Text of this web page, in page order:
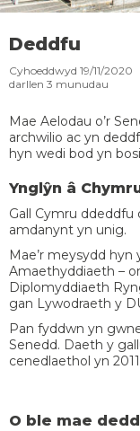
Deddfu
Cyhoeddwyd 19/11/
darllen 3 munudau
Mae Aelodau o’r
archwilio ac yn
hyn wedi bod yn
Ynglŷn â
Gall Cymru ddeddfu
amdanynt yn unig.
Mae’r meysydd
Amaethyddiaeth –
Diplomyddiaeth
gan Lywodraeth y
Pan fyddwn yn
Senedd. Daeth y
cenedlaethol yn
O ble mae